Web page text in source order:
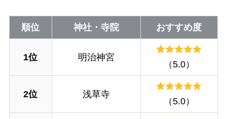
順位 神社・寺院 おすすめ度
1位 明治神宮
（5.0）
2位 浅草寺
（5.0）